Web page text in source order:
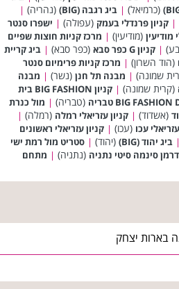
(כרמיאל) | ביג רגבה (BIG) (נהריה) |
| קניון פרנדלי בעמק (עפולה) | ישפרו סנטר
מודיעין (מודיעין) | מרכז קניות חוצות שפיים
| קניון G כפר סבא (כפר סבא) | ביג קריית
(הוד השרון) | מרכז קניות פרימיום סנטר
שמונה) | מבנה תל חנן (נשר) | מבנה
(קרית שמונה) |
קניון BIG FASHION בית
(טבריה) | מול כנרת
(אשדוד) | קניון עזריאלי רמלה (רמלה) |
עכו (עכו) | קניון עזריאלי ראשונים
| ביג יהוד (BIG) (יהוד) | סטריט מול רמת ישי
סינמה סיטי נתניה (נתניה) | מתחם
בארות יצחק